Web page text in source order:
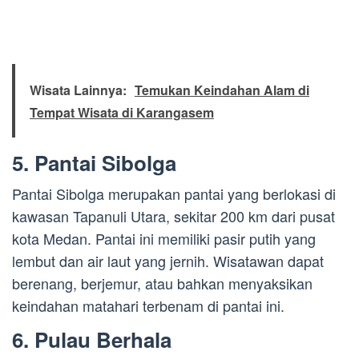
Wisata Lainnya: Temukan Keindahan Alam di
Tempat Wisata di Karangasem
5. Pantai Sibolga
Pantai Sibolga merupakan pantai yang berlokasi di
kawasan Tapanuli Utara, sekitar 200 km dari pusat
kota Medan. Pantai ini memiliki pasir putih yang
lembut dan air laut yang jernih. Wisatawan dapat
berenang, berjemur, atau bahkan menyaksikan
keindahan matahari terbenam di pantai ini.
6. Pulau Berhala